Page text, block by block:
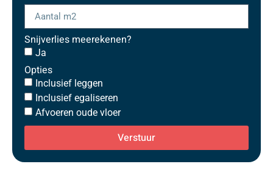
Snijverlies meerekenen?
Ja
Opties
Inclusief leggen
Inclusief egaliseren
Afvoeren oude vloer
Verstuur